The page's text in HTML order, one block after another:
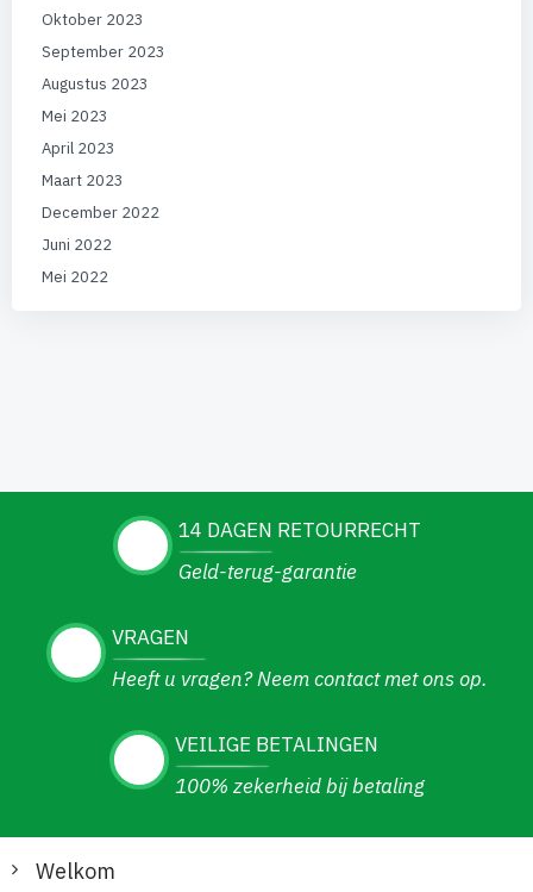
Oktober 2023
September 2023
Augustus 2023
Mei 2023
April 2023
Maart 2023
December 2022
Juni 2022
Mei 2022
14 DAGEN RETOURRECHT
Geld-terug-garantie
VRAGEN
Heeft u vragen? Neem contact met ons op.
VEILIGE BETALINGEN
100% zekerheid bij betaling
Welkom